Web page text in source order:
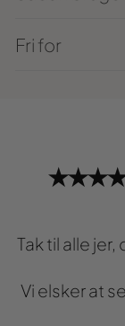
Fri for
Tak til alle
Vi elsker at